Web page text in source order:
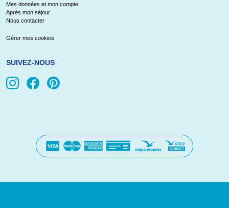
Mes données et mon compte
Après mon séjour
Nous contacter
Gérer mes cookies
SUIVEZ-NOUS